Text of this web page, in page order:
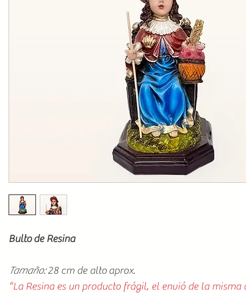
Bulto de Resina
Tamaño:28 cm de alto aprox.
*La Resina es un producto frágil, el envió de la misma